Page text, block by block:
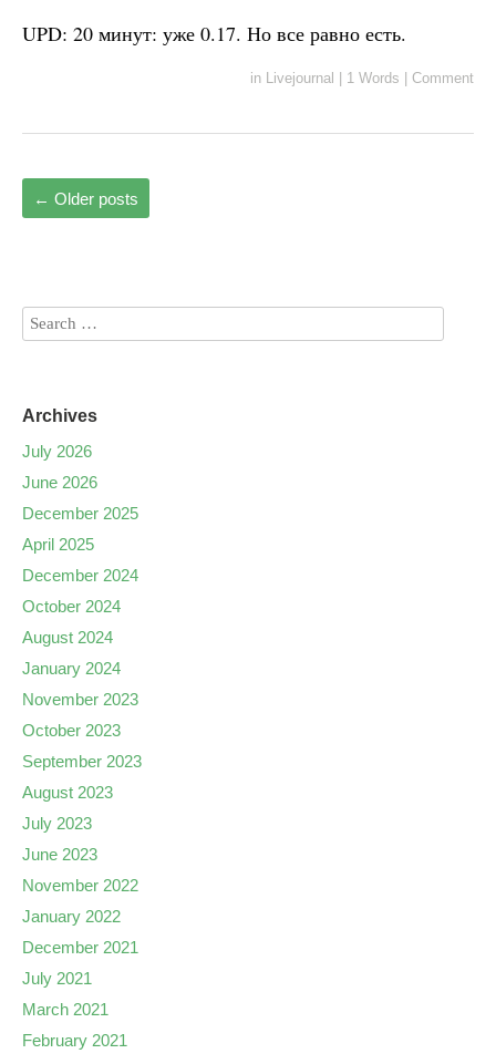
UPD: 20 минут: уже 0.17. Но все равно есть.
in Livejournal 1 Words Comment
← Older posts
Archives
July 2026
June 2026
December 2025
April 2025
December 2024
October 2024
August 2024
January 2024
November 2023
October 2023
September 2023
August 2023
July 2023
June 2023
November 2022
January 2022
December 2021
July 2021
March 2021
February 2021